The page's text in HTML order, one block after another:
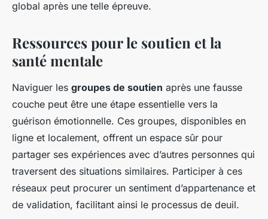
global après une telle épreuve.
Ressources pour le soutien et la
santé mentale
Naviguer les groupes de soutien après une fausse
couche peut être une étape essentielle vers la
guérison émotionnelle. Ces groupes, disponibles en
ligne et localement, offrent un espace sûr pour
partager ses expériences avec d’autres personnes qui
traversent des situations similaires. Participer à ces
réseaux peut procurer un sentiment d’appartenance et
de validation, facilitant ainsi le processus de deuil.